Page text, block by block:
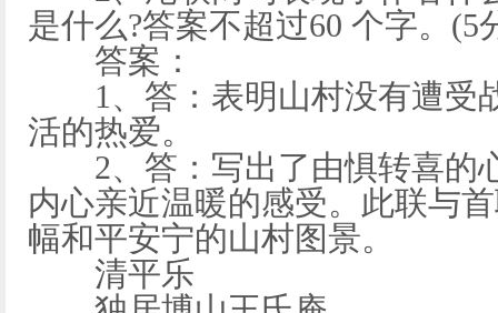
是什么?答案不超过60 个字。(5
答案：
1、答：表明山村没有遭受
活的热爱。
2、答：写出了由惧转喜的
内心亲近温暖的感受。此联与
幅和平安宁的山村图景。
清平乐